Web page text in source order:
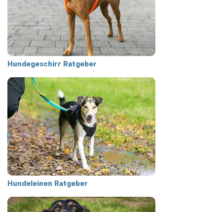
Hundegeschirr Ratgeber
Hundeleinen Ratgeber